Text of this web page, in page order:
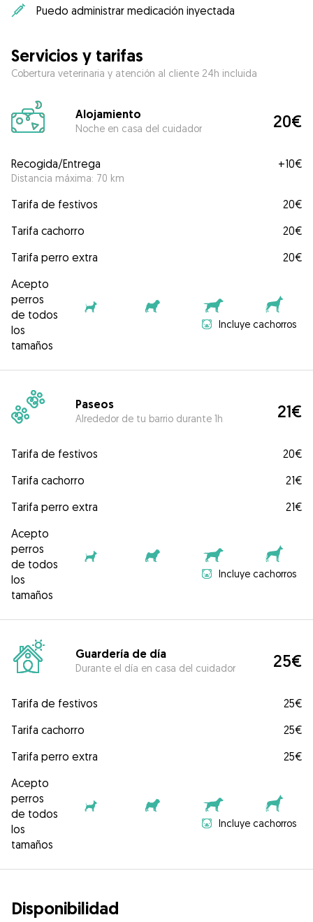
Puedo administrar medicación inyectada
Servicios y tarifas
Cobertura veterinaria y atención al cliente 24h incluida
Alojamiento
Noche en casa del cuidador 20€
Recogida/Entrega
Distancia máxima: 70 km
+10€
Tarifa de festivos
20€
Tarifa cachorro
20€
Tarifa perro extra
20€
Acepto
perros
de todos
los
tamaños
Incluye cachorros
Paseos
Alrededor de tu barrio durante 1h 21€
Tarifa de festivos
20€
Tarifa cachorro
21€
Tarifa perro extra
21€
Acepto
perros
de todos
los
tamaños
Incluye cachorros
Guardería de día
Durante el día en casa del cuidador 25€
Tarifa de festivos
25€
Tarifa cachorro
25€
Tarifa perro extra
25€
Acepto
perros
de todos
los
tamaños
Incluye cachorros
Disponibilidad